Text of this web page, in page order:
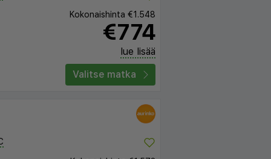
Kokonaishinta €1.548
€774
lue lisää
Valitse matka